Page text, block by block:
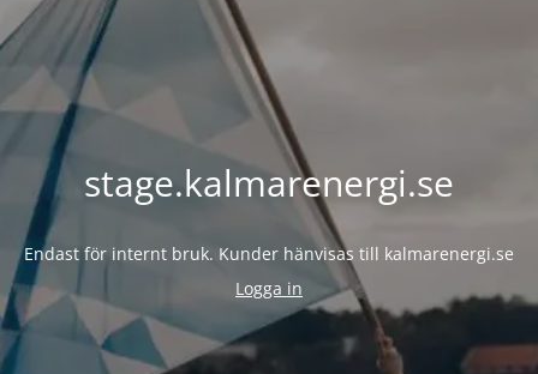
stage.kalmarenergi.se
Endast för internt bruk. Kunder hänvisas till kalmarenergi.se
Logga in